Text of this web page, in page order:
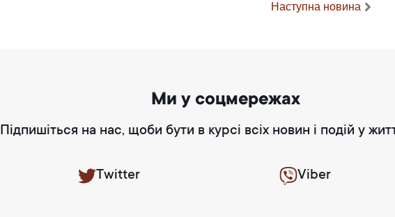
Наступна новина
Ми у соцмережах
Підпишіться на нас, щоби бути в курсі всіх новин і подій у
Twitter Viber